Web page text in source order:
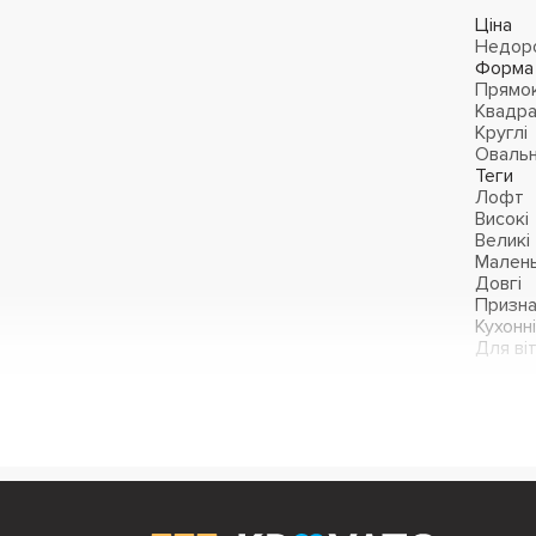
Ціна
Форма
Круглі
Теги
Лофт
Високі
Великі
Довгі
Кухонні
Для